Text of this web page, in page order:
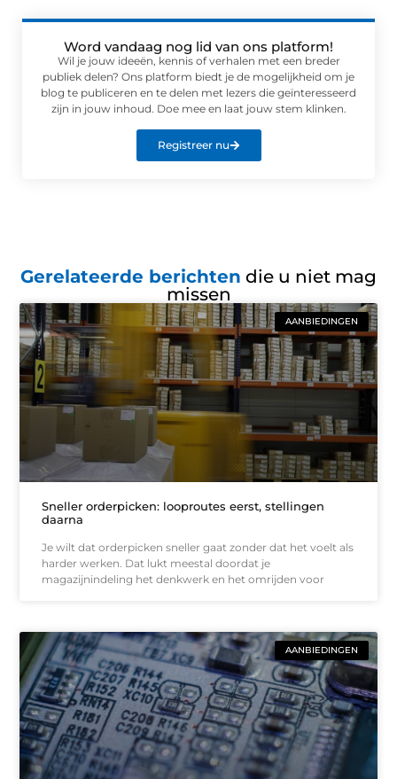
Word vandaag nog lid van ons platform!
Wil je jouw ideeën, kennis of verhalen met een breder
publiek delen? Ons platform biedt je de mogelijkheid om je
blog te publiceren en te delen met lezers die geïnteresseerd
zijn in jouw inhoud. Doe mee en laat jouw stem klinken.
Registreer nu
Gerelateerde berichten die u niet mag
missen
AANBIEDINGEN
Sneller orderpicken: looproutes eerst, stellingen
daarna
Je wilt dat orderpicken sneller gaat zonder dat het voelt als
harder werken. Dat lukt meestal doordat je
magazijnindeling het denkwerk en het omrijden voor
AANBIEDINGEN